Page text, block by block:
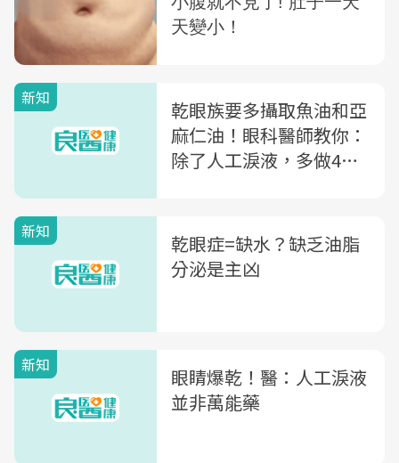
新知
乾眼族要多攝取魚油和亞
麻仁油！眼科醫師教你：
除了人工淚液，多做4件
新知
乾眼症=缺水？缺乏油脂
分泌是主凶
新知
眼睛爆乾！醫：人工淚液
並非萬能藥